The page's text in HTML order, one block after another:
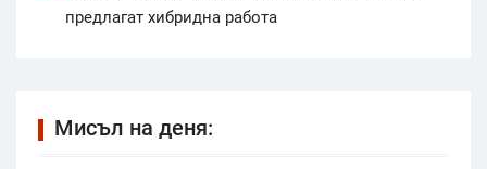
предлагат хибридна работа
Мисъл на деня: